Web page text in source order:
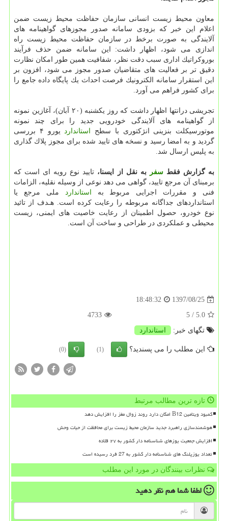
معاون محیط زیست انسانی سازمان حفاظت محیط زیست ضمن
اعلام این خبر كه بزودی سامانه صدور مجوزهای گواهینامه های
آلایندگی به صورت برخط در سازمان حفاظت محیط زیست راه
اندازی می شود، اظهار داشت: این سامانه ضمن حذف فرآیند
بوروكراتیك اداری سبب دقت نظر، شفافیت همین طور امكان نظارت
دقیق تر بر فعالیت های متقاضیان صدور مجوز می شود، افزون بر
این استقرار سامانه الكترونیك فرصت احداث یك پایگاه داده جامع را
برای كشور فراهم می آورد.
تجریشی درانتها اظهار داشت كه روز یكشنبه (۲۰ آبان)، آغازین نمونه
از گواهینامه های آلایندگی خودرویی جدید را برای چند نمونه
موتورسیكلت بنزینی انژكتوری با سطح استاندارد
یورو ۴ بررسی
گردید و به امضا رسید و نسخه های تایید شده برای مجوز پلاك گذاری
به پلیس ارسال شد.
به گزارش فقطسفر به نقل از ایسنا، تایید نوع رویه ای است كه
برمبنای آن مرجع تایید، گواهی می دهد نوعی از وسیله نقلیه، الزامات
فنی و مقررات اجرایی مربوط به استاندارد
ملی مرجع یا
استانداردهای جداگانه مربوطه را رعایت كرده است. هـدف از تائید
نوع خودرو، حصول اطمینان از رعایت خاصیت های ایمنی، زیست
محیطی و عملكردی در طراحی و ساخت آن است.
1397/08/25
18:48:32
5.0
/ 5
4733
تگهای خبر:
استاندارد
این مطلب را می پسندید؟ (1)
(0)
تازه ترین مطالب مرتبط
کمبود ویتامین B12 امکان دارد روند زوال مغز را افزایش دهد
هوشمندسازی راهبرد جدید سازمان محیط زیست برای محافظت از حیات وحش
افزایش جمعیت یوزهای شناسنامه دار کشور به ۲۷ قلاده
تعداد یوزپلنگ های شناسنامه دار کشور به 27 فرد رسیده است
نظرات بینندگان در مورد این مطلب
لطفا شما همنظر دهید